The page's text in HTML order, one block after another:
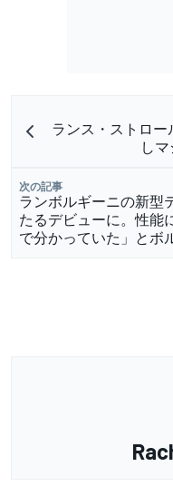
ランス・ストロ
し
次の記事
ランボルギーニの新型
たるデビューに。性能
で分かっていた」とボ